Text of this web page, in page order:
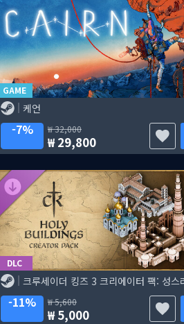
GAME
케언
7% 32,000
29,800
크루세이더 킹즈 3 크리에이터 팩: 중세 성기 전투 의상
DLC
11% 5,600
5,000